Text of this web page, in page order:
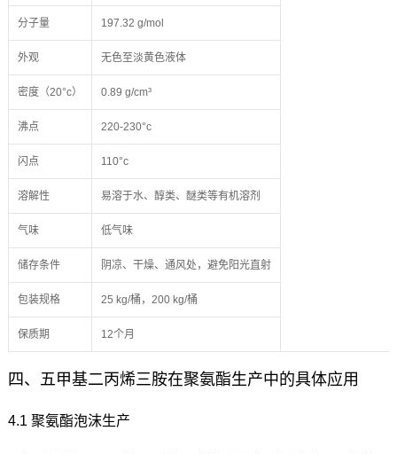
分子量 197.32 g/mol
外观 无色至淡黄色液体
密度（20°c） 0.89 g/cm³
沸点 220-230°c
闪点 110°c
溶解性 易溶于水、醇类、醚类等有机溶剂
气味 低气味
储存条件 阴凉、干燥、通风处，避免阳光直射
包装规格 25 kg/桶，200 kg/桶
保质期 12个月
四、五甲基二丙烯三胺在聚氨酯生产中的具体应用
4.1 聚氨酯泡沫生产